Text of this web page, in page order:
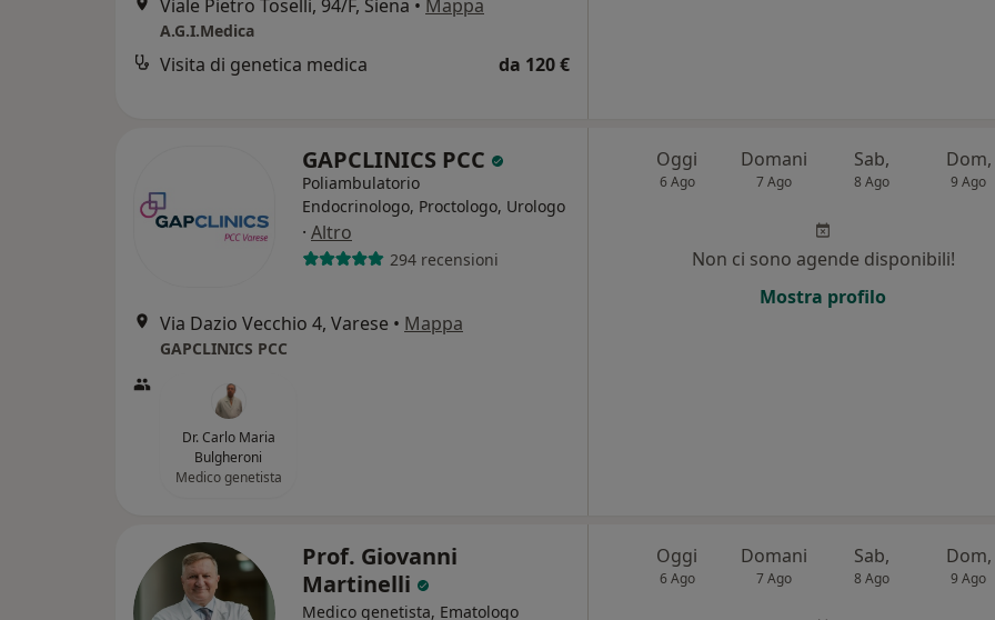
Viale Pietro Toselli, 94/F, Siena • Mappa
A.G.I.Medica
Visita di genetica medica da 120 €
GAPCLINICS PCC
Poliambulatorio
Endocrinologo, Proctologo, Urologo
· Altro
294 recensioni
Via Dazio Vecchio 4, Varese • Mappa
GAPCLINICS PCC
Dr. Carlo Maria
Bulgheroni
Medico genetista
Oggi
6 Ago
Domani
7 Ago
Sab,
8 Ago
Dom,
9 Ago
Non ci sono agende disponibili!
Mostra profilo
Prof. Giovanni
Martinelli
Medico genetista, Ematologo
Oggi
6 Ago
Domani
7 Ago
Sab,
8 Ago
Dom,
9 Ago